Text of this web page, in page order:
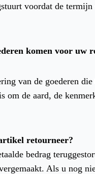
voordat de termijn
komen voor uw
van de goederen
om de aard, de
retourneer?
bedrag
Als u nog